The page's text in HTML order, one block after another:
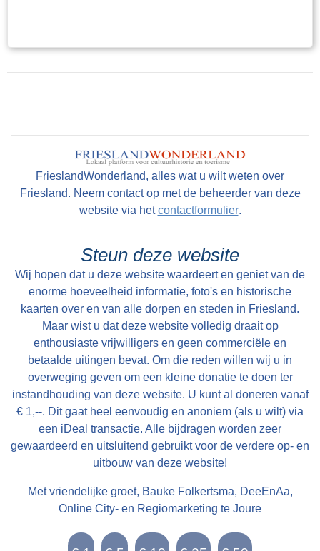
sittende knoppen yndrukke om de pont farre te
litten. Nei inkelde sekonden fart de pont. Mar
FrieslandWonderland, alles wat u wilt weten over
Friesland. Neem contact op met de beheerder van deze
website via hetcontactformulier.
Steun deze website
Wij hopen dat u deze website waardeert en geniet van de
enorme hoeveelheid informatie, foto's en historische
kaarten over en van alle dorpen en steden in Friesland.
Maar wist u dat deze website volledig draait op
enthousiaste vrijwilligers en geen commerciële en
betaalde uitingen bevat. Om die reden willen wij u in
overweging geven om een kleine donatie te doen ter
instandhouding van deze website. U kunt al doneren vanaf
€ 1,--. Dit gaat heel eenvoudig en anoniem (als u wilt) via
een iDeal transactie. Alle bijdragen worden zeer
gewaardeerd en uitsluitend gebruikt voor de verdere op- en
uitbouw van deze website!
Met vriendelijke groet, Bauke Folkertsma, DeeEnAa,
Online City- en Regiomarketing te Joure